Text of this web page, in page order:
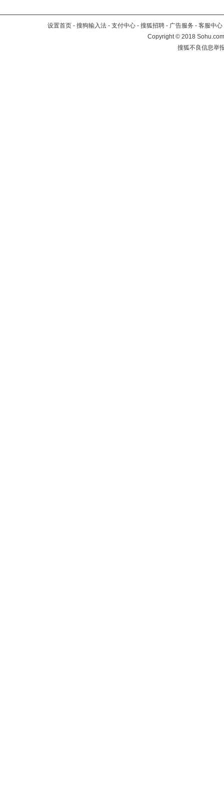
设置首页 - 搜狗输入法 - 支付中心 - 搜狐招聘 - 广告服务 - 客服中心
Copyright©2018
搜狐不良信息举